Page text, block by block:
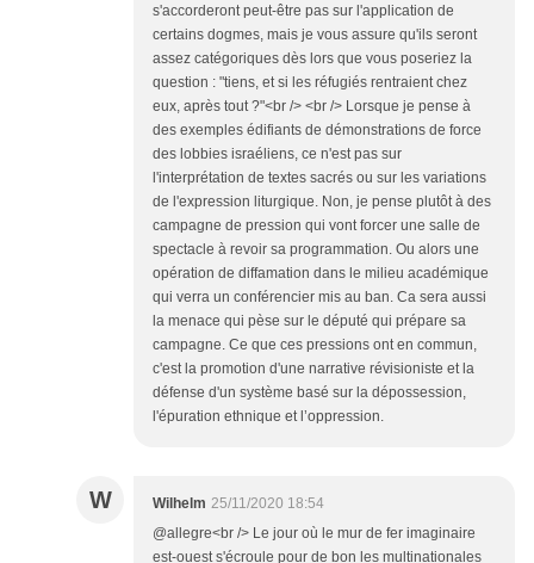
s'accorderont peut-être pas sur l'application de
certains dogmes, mais je vous assure qu'ils seront
assez catégoriques dès lors que vous poseriez la
question : "tiens, et si les réfugiés rentraient chez
eux, après tout ?"<br /> <br /> Lorsque je pense à
des exemples édifiants de démonstrations de force
des lobbies israéliens, ce n'est pas sur
l'interprétation de textes sacrés ou sur les variations
de l'expression liturgique. Non, je pense plutôt à des
campagne de pression qui vont forcer une salle de
spectacle à revoir sa programmation. Ou alors une
opération de diffamation dans le milieu académique
qui verra un conférencier mis au ban. Ca sera aussi
la menace qui pèse sur le député qui prépare sa
campagne. Ce que ces pressions ont en commun,
c'est la promotion d'une narrative révisioniste et la
défense d'un système basé sur la dépossession,
l'épuration ethnique et l’oppression.
W Wilhelm 25/11/2020 18:54
@allegre<br /> Le jour où le mur de fer imaginaire
est-ouest s'écroule pour de bon les multinationales